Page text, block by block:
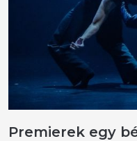
Premierek egy